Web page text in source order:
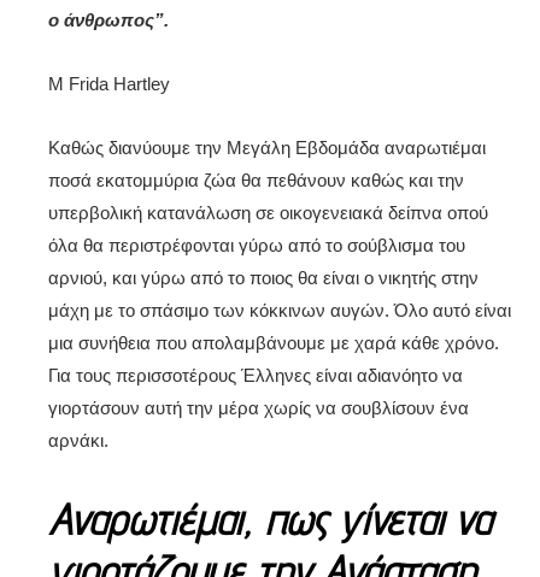
ο άνθρωπος”.
M Frida Hartley
Καθώς διανύουμε την Μεγάλη Εβδομάδα αναρωτιέμαι
ποσά εκατομμύρια ζώα θα πεθάνουν καθώς και την
υπερβολική κατανάλωση σε οικογενειακά δείπνα οπού
όλα θα περιστρέφονται γύρω από το σούβλισμα του
αρνιού, και γύρω από το ποιος θα είναι ο νικητής στην
μάχη με το σπάσιμο των κόκκινων αυγών. Όλο αυτό είναι
μια συνήθεια που απολαμβάνουμε με χαρά κάθε χρόνο.
Για τους περισσοτέρους Έλληνες είναι αδιανόητο να
γιορτάσουν αυτή την μέρα χωρίς να σουβλίσουν ένα
αρνάκι.
Αναρωτιέμαι, πως γίνεται να